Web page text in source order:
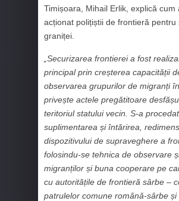
Timișoara, Mihail Erlik, explică cum
acționat polițiștii de frontieră pentru
graniței.
„Securizarea frontierei a fost
principal prin creșterea capacității
observarea grupurilor de migranți
privește actele pregătitoare
teritoriul statului vecin. S-a
suplimentarea și întărirea,
dispozitivului de supraveghere a
folosindu-se tehnica de observare
migranților și buna cooperare pe
cu autoritățile de frontieră sârbe –
patrulelor comune română-sârbe